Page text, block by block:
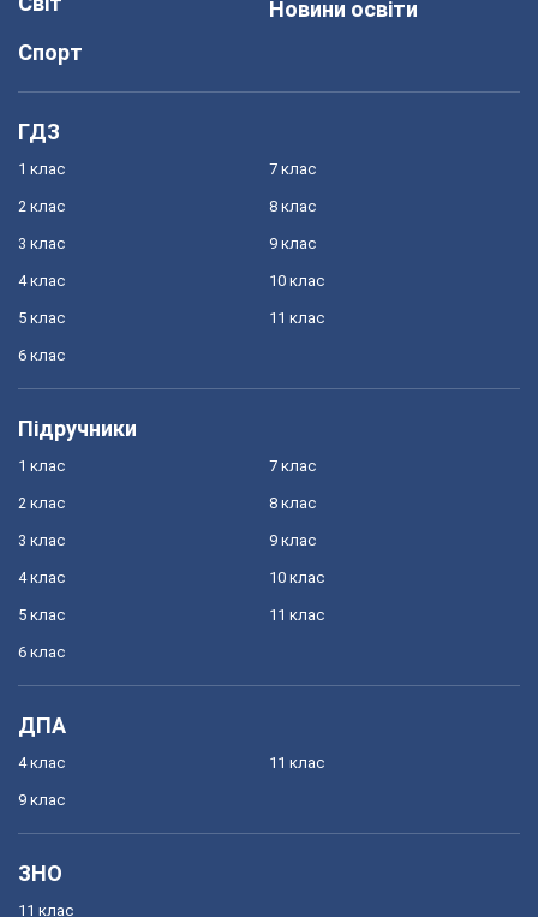
Спорт
Новини освіти
ГДЗ
1 клас
2 клас
3 клас
4 клас
5 клас
6 клас
7 клас
8 клас
9 клас
10 клас
11 клас
Підручники
1 клас
2 клас
3 клас
4 клас
5 клас
6 клас
7 клас
8 клас
9 клас
10 клас
11 клас
ДПА
4 клас
9 клас
11 клас
ЗНО
11 клас